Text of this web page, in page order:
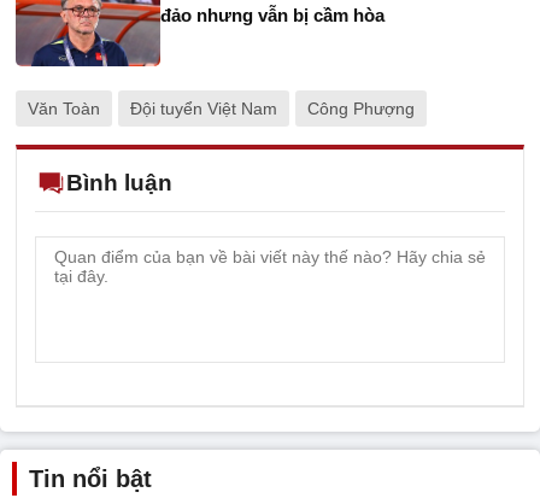
đảo nhưng vẫn bị cầm hòa
Văn Toàn Đội tuyển Việt Nam Công Phượng
Bình luận
Tin nổi bật